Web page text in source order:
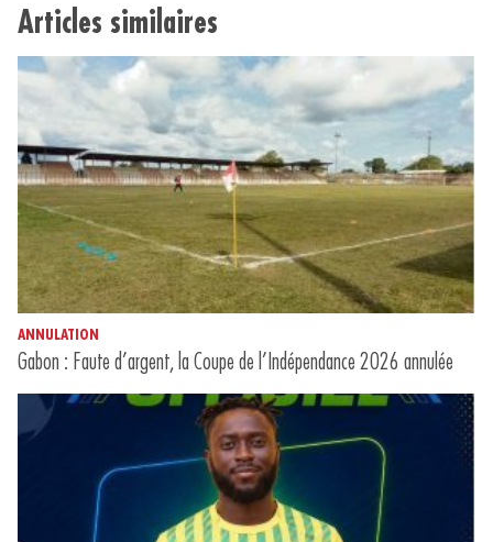
Articles similaires
ANNULATION
Gabon : Faute d’argent, la Coupe de l’Indépendance 2026 annulée